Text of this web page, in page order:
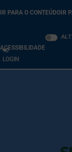
IR PARA O CONTEÚDO IR
LOGIN
ACESSIBILIDADE